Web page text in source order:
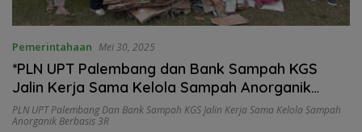
Pemerintahaan Mei 30, 2025
*PLN UPT Palembang dan Bank Sampah KGS
Jalin Kerja Sama Kelola Sampah Anorganik
Berbasis 3R*
PLN UPT Palembang Dan Bank Sampah KGS Jalin Kerja Sama Kelola Sampah
Anorganik Berbasis 3R